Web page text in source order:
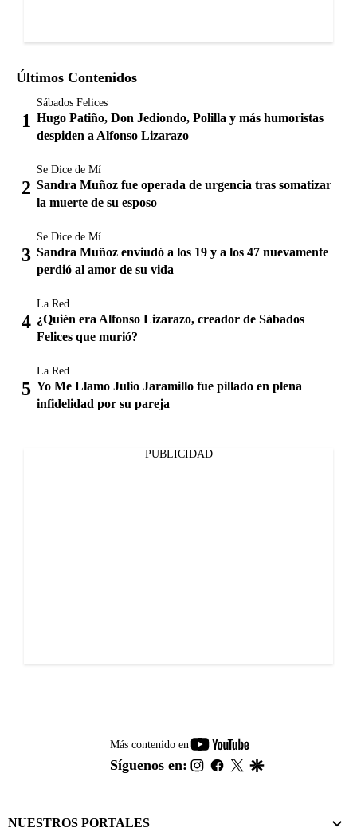
Últimos Contenidos
Sábados Felices
Hugo Patiño, Don Jediondo, Polilla y más humoristas
despiden a Alfonso Lizarazo
Se Dice de Mí
Sandra Muñoz fue operada de urgencia tras somatizar
la muerte de su esposo
Se Dice de Mí
Sandra Muñoz enviudó a los 19 y a los 47 nuevamente
perdió al amor de su vida
La Red
¿Quién era Alfonso Lizarazo, creador de Sábados
Felices que murió?
La Red
Yo Me Llamo Julio Jaramillo fue pillado en plena
infidelidad por su pareja
PUBLICIDAD
Más contenido en
youtube-
footer
Síguenos en: instagram
facebook
twitter
NUESTROS PORTALES